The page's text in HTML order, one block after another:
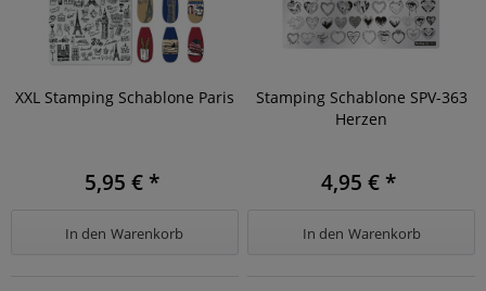
XXL Stamping Schablone Paris
5,95 € *
In den Warenkorb
Stamping Schablone SPV-363
Herzen
4,95 € *
In den Warenkorb